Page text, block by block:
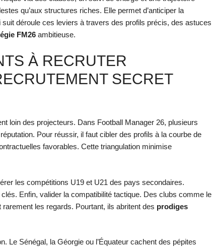
qu’aux structures riches. Elle permet d’anticiper la
déroule ces leviers à travers des profils précis, des astuces
FM26 ambitieuse.
À RECRUTER
SECRET
loin des projecteurs. Dans Football Manager 26, plusieurs
Pour réussir, il faut cibler des profils à la courbe de
favorables. Cette triangulation minimise
les compétitions U19 et U21 des pays secondaires.
Enfin, valider la compatibilité tactique. Des clubs comme le
les regards. Pourtant, ils abritent des prodiges
Le Sénégal, la Géorgie ou l’Équateur cachent des pépites